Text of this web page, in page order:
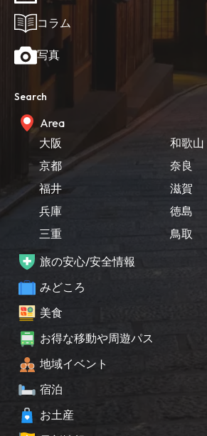
コラム
写真
Search
Area
大阪
京都
福井
兵庫
三重
和歌山
奈良
滋賀
徳島
鳥取
旅の安心/安全情報
みどころ
美食
お得な移動や周遊パス
地域イベント
宿泊
お土産